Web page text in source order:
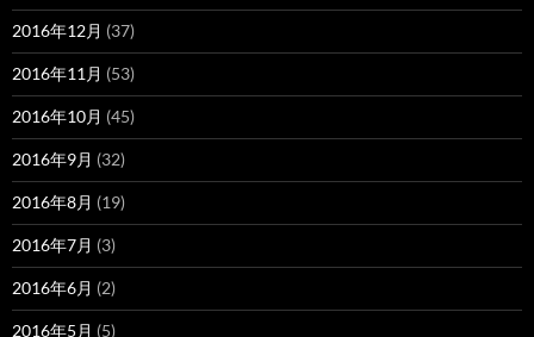
2016年12月 (37)
2016年11月 (53)
2016年10月 (45)
2016年9月 (32)
2016年8月 (19)
2016年7月 (3)
2016年6月 (2)
2016年5月 (5)